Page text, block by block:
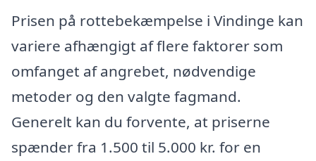
Prisen på rottebekæmpelse i Vindinge kan
variere afhængigt af flere faktorer som
omfanget af angrebet, nødvendige
metoder og den valgte fagmand.
Generelt kan du forvente, at priserne
spænder fra 1.500 til 5.000 kr. for en